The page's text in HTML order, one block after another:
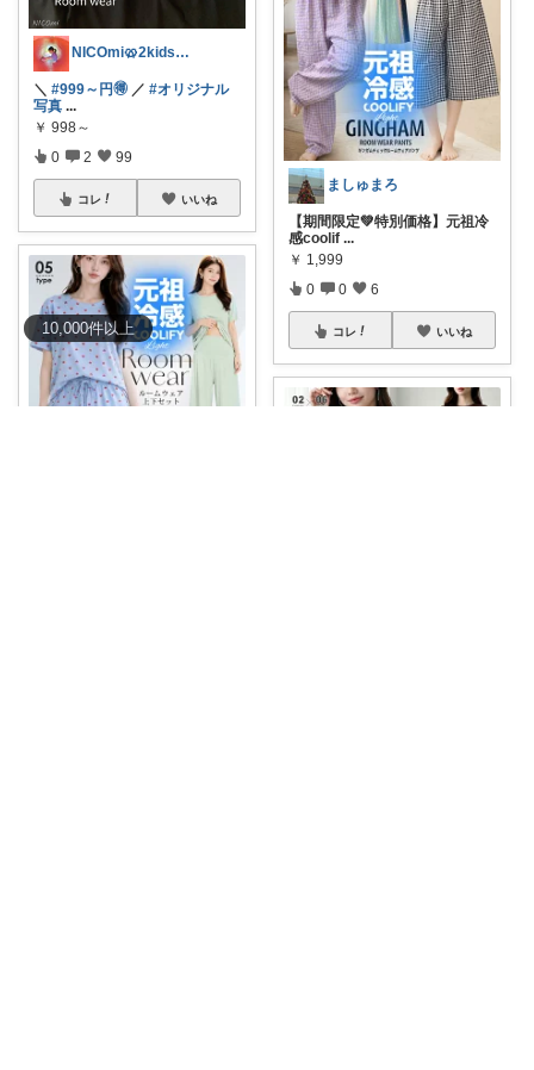
10,000件以上
NICOmi🥨2kidsママ👦👧
＼ #999～円🉐 ／ #オリジナル
写真 ...
￥ 998～
0 2 99
コレ いいね
ましゅまろ
【期間限定💚特別価格】元祖冷
感coolif ...
￥ 1,999
0 0 6
コレ いいね